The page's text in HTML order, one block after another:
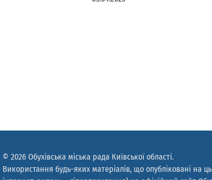
© 2026 Обухівська міська рада Київської області.
Використання будь-яких матеріалів, що опубліковані на